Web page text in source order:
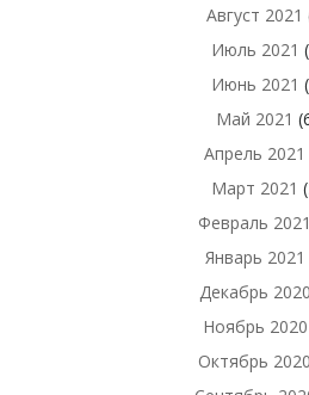
Август 2021
Июль 2021
Июнь 2021
Май 2021
Апрель 2021
Март 2021
Февраль 2021
Январь 2021
Декабрь 2020
Ноябрь 2020
Октябрь 2020